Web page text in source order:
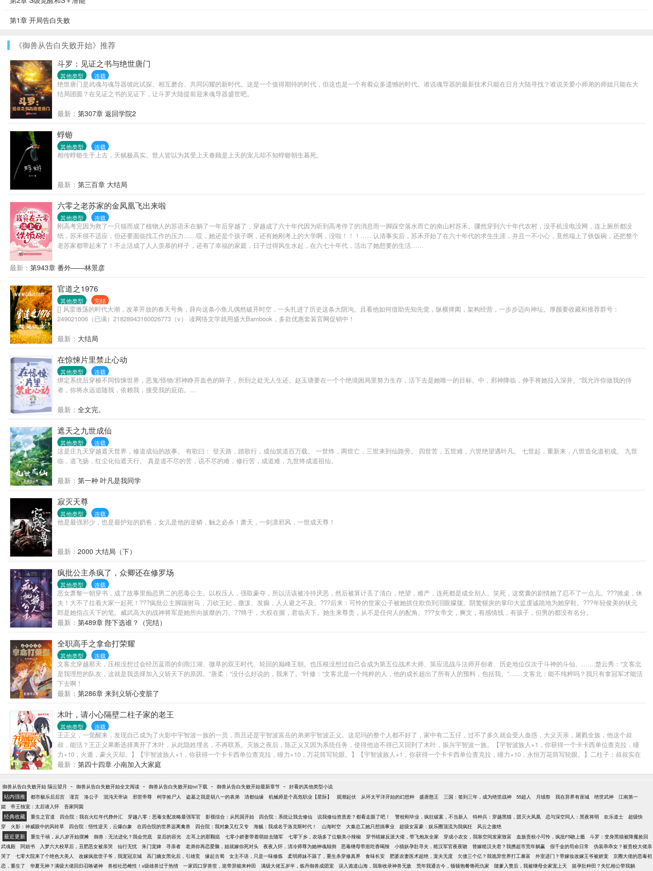
第1章 开局告白失败
《御兽从告白失败开始》推荐
斗罗：见证之书与绝世唐门
其他类型 连载
绝世唐门是武魂与魂导器彼此试探、相互磨合、共同闪耀的新时代。这是一个值得期待的时代，但这也是一个有着众多遗憾的时代。谁说魂导器的最新技术只能在日月大陆寻找？谁说关爱小师弟的师姐只能在大
结局团圆？在见证之书的见证下，让斗罗大陆提前迎来魂导器盛世吧。
最新： 第307章 返回学院2
蜉蝣
其他类型 连载
相传蜉蝣生于上古，天赋极高实。世人皆以为其受上天眷顾是上天的宠儿却不知蜉蝣朝生暮死。
最新： 第三百章 大结局
六零之老苏家的金凤凰飞出来啦
其他类型 连载
刚高考完因为救了一只猫而成了植物人的苏语禾在躺了一年后穿越了，穿越成了六十年代因为听到高考停了的消息而一脚踩空落水而亡的南山村苏禾。骤然穿到六十年代农村，没手机没电没网，连上厕所都没
纸，苏禾很不适应，但还要面临找工作的压力……哎，她还是个孩子啊，还有她刚考上的大学啊，没啦！！！……认清事实后，苏禾开始了在六十年代的求生生涯，并且一不小心，竟然端上了铁饭碗，还把整个
老苏家都带起来了！不止活成了人人羡慕的样子，还有了幸福的家庭，日子过得风生水起，在六七十年代，活出了她想要的生活……
最新： 第943章 番外——林景彦
官道之1976
其他类型 完结
[] 风雷激荡的时代大潮，改革开放的春天号角，薛向这条小鱼儿偶然破开时空，一头扎进了历史这条大阴沟。且看他如何借助先知先觉，纵横捭阖，架构经营，一步步迈向神坛。厚颜要收藏和推荐群号：
249021006（已满）21828943160026773（v） 读网络文学就用盛大Bambook，多款优惠套装官网促销中！
最新： 大结局
在惊悚片里禁止心动
其他类型 连载
绑定系统后穿梭不同惊悚世界，恶鬼/怪物/邪神睁开血色的眸子，所到之处无人生还。赵玉瑭要在一个个绝境困局里努力生存，活下去是她唯一的目标。中，邪神降临，伸手将她拉入深井。“我允许你做我的侍
者，你将永远追随我，依赖我，接受我的庇佑。...
最新： 全文完。
遮天之九世成仙
其他类型 连载
这是庄九天穿越遮天世界，修道成仙的故事。 有歌曰： 登天路，踏歌行，成仙筑道百万载。 一世终，两世亡，三世来到仙路旁。 四世苦，五世难，六世绝望遇叶凡。 七世起，重新来，八世造化道初成。 九世
临，道飞扬，红尘化仙遮天行。 真是道不尽的苦，说不尽的难，修行苦，成道难，九世终成道祖仙。
最新： 第一种 叶凡是我同学
寂灭天尊
其他类型 连载
他是最强邪少，也是最护短的奶爸，女儿是他的逆鳞，触之必杀！萧天，一剑凛邪风，一世成天尊！
最新： 2000 大结局（下）
疯批公主杀疯了，众卿还在修罗场
其他类型 连载
恶女萧黎一朝穿书，成了故事里痴恋男二的恶毒公主。以权压人，强取豪夺，所以活该被冷待厌恶，然后被算计丢了清白，绝望，难产，连死都是成全别人。笑死，这窝囊的剧情她了忍不了一点儿。???掀桌，休
夫！大不了拉着大家一起死！???疯批公主脚踹驸马，刀砍王妃，撒泼、发癫，人人避之不及。???后来：可怜的世家公子被她抓住欺负到泪眼朦胧。阴鸷狠戾的掌印大监虔诚跪地为她穿鞋。???年轻俊美的状元
郎是她指点天下的笔。威武高大的战神将军是她所向披靡的刀。??终于，大权在握，君临天下。她生来尊贵，从不是任何人的配角。???女帝文，爽文，有感情线，有孩子，但男的都没有名分。
最新： 第489章 陛下选谁？（完结）
全职高手之拿命打荣耀
其他类型 连载
文客北穿越那天，压根没想过会经历蓝雨的剑雨江湖、微草的双王时代、轮回的巅峰王朝。也压根没想过自己会成为第五位战术大师、策应流战斗法师开创者、历史地位仅次于斗神的斗仙。.......楚云秀：“文客北
是我理想的队友，这就是我选择加入义斩天下的原因。”唐柔：“没什么好说的，我来了。”叶修：“文客北是一个纯粹的人，他的成长超出了所有人的预料，包括我。”.......文客北：能不纯粹吗？我只有拿冠军才能活
下去啊！
最新： 第286章 来到义斩心变脏了
木叶，请小心隔壁二柱子家的老王
其他类型 连载
王正义，一觉醒来，发现自己成为了火影中宇智波一族的一员，而且还是宇智波富岳的弟弟宇智波正义。这尼玛的整个人都不好了，家中有二五仔，过不了多久就会受人蛊惑，大义灭亲，屠戮全族，他这个叔
叔，能活？王正义果断选择离开了木叶，从此隐姓埋名，不再联系。灭族之夜后，陈正义又因为系统任务，使得他迫不得已又回到了木叶，振兴宇智波一族。【宇智波族人+1，你获得一个卡卡西单位查克拉，瞳
力+10，火遁，豪火灭却。】【宇智波族人+1，你获得一个卡卡西单位查克拉，瞳力+10，万花筒写轮眼。】【宇智波族人+1，你获得一个卡卡西单位查克拉，瞳力+10，永恒万花筒写轮眼。】二柱子：叔叔实在
为宇智波付出太多太多精气了！
最新： 第四十四章 小南加入大家庭
御兽从告白失败开始 隔云望月 - 御兽从告白失败开始全文阅读 - 御兽从告白失败开始txt下载 - 御兽从告白失败开始最新章节 - 好看的其他类型小说
站内强推 都市极乐后后宫 谨言 洛公子 混沌天帝诀 邪世帝尊 柯学捡尸人 盗墓之我是胡八一的表弟 清都仙缘 机械师是个高危职业【星际】 观潮起伏 从环太平洋开始的幻想种 盛唐憨王 三国：签到三年，成为绝世战神 55超人 月绒祭 我在异界有座城 绝世武神
江南第一
媳
帝王独宠：太后请入怀 吾家阿囡
经典收藏 重生之官道 四合院：我在火红年代挣外汇 穿越八零：恶毒女配攻略最强军官 影视综合：从民国开始 四合院：系统让我去修仙 说我修仙资质差？都看走眼了吧！ 警校刚毕业，疯狂破案，不当新人 特种兵：穿越黑猫，团灭火凤凰 恋与深空同人：黑夜将明 欢乐道士
超级快
穿
火影：神威眼中的风铃草 四合院：悟性逆天，云爆白象 在四合院的世界远离禽兽 四合院：我对象又红又专 海贼：我成名于洛克斯时代！ 山海时空 大秦总工她只想搞事业 超级女富豪：娱乐圈顶流为我疯狂 风云之傲绝
最近更新 重生千禧，从八岁开始摆摊 御兽：无法进化？我会兜底 皇后的容光 左耳上的那颗痣 七零小娇妻带着萌娃去随军 七零下乡，农场多了位貌美小辣椒 穿书错嫁反派大佬，带飞炮灰全家 穿成小农女，我靠空间发家致富 血族贵校小可怜，疯批F5吻上瘾
斗罗：变身黑猫被降魔捡回
武魂殿
阿姐书 入梦六大校草后，丑肥恶女被亲哭 仙行无忧 朱门宠婢 寻亲者 老弟你再恋爱脑，姐就嫁你死对头 夜夜入怀，清冷师尊为她神魂颠倒 恶毒继母带崽吃香喝辣 小猫妖孕肚寻夫，糙汉军官夜夜吻 替嫁糙汉夫君？我携超市荒年躺赢 假千金的苟命日常
伪装乖乖女？被贵校大佬亲
哭了
七零大院来了个绝色大美人 改嫁疯批世子爷，我宠冠京城 高门嫡女黑化后，引雄竞 缘起古蜀 女主不语，只是一味修炼 柔弱师妹不舔了，重生杀穿修真界 食味长安 肥婆农妻医术超绝，宠夫无度 欠债三个亿？我诡异世界打工暴富 外室进门？带嫁妆改嫁王爷被娇宠
京圈大佬的恶毒初
恋，重生了
华夏无神？满级大佬回归召唤诸神 兽校社恐雌性！s级雄兽过于热情 一家四口穿兽世，崽带异能来种田 满级大佬五岁半，炼丹御兽成团宠 误入诡道山海，我靠收录神兽无敌 荒年我通古今，顿顿饱餐馋死仇家 随爹入赘后，我被继母全家宠上天 挺孕肚种田？失忆相公带我躺